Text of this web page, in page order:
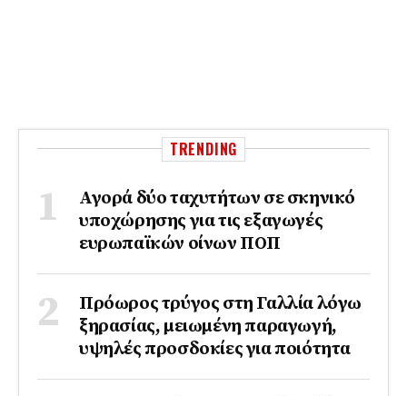
TRENDING
Αγορά δύο ταχυτήτων σε σκηνικό
υποχώρησης για τις εξαγωγές
ευρωπαϊκών οίνων ΠΟΠ
Πρόωρος τρύγος στη Γαλλία λόγω
ξηρασίας, μειωμένη παραγωγή,
υψηλές προσδοκίες για ποιότητα